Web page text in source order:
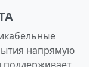
напрямую